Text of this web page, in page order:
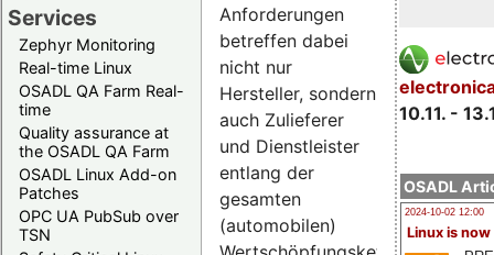
Services
Zephyr Monitoring
Real-time Linux
OSADL QA Farm Real-
time
Quality assurance at
the OSADL QA Farm
OSADL Linux Add-on
Patches
OPC UA PubSub over
TSN
10.11. -
OSADL
2024-10-02 12:00
Linux is now
Anforderungen
betreffen dabei
nicht nur
Hersteller, sondern
auch Zulieferer
und Dienstleister
entlang der
gesamten
(automobilen)